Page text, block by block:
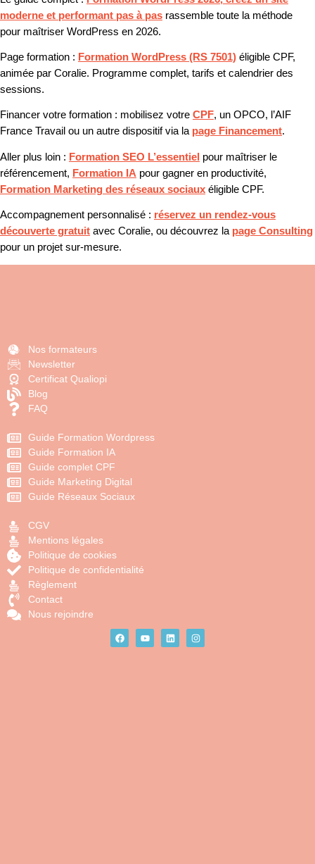
moderne et performant pas à pas rassemble toute la méthode
pour maîtriser WordPress en 2026.
Page formation : Formation WordPress (RS 7501) éligible CPF,
animée par Coralie. Programme complet, tarifs et calendrier des
sessions.
Financer votre formation : mobilisez votre CPF, un OPCO, l’AIF
France Travail ou un autre dispositif via la page Financement.
Aller plus loin : Formation SEO L’essentiel pour maîtriser le
référencement, Formation IA pour gagner en productivité,
Formation Marketing des réseaux sociaux éligible CPF.
Accompagnement personnalisé : réservez un rendez-vous
découverte gratuit avec Coralie, ou découvrez la page Consulting
pour un projet sur-mesure.
Nos formateurs
Newsletter
Certificat Qualiopi
Blog
FAQ
Guide Formation Wordpress
Guide Formation IA
Guide complet CPF
Guide Marketing Digital
Guide Réseaux Sociaux
CGV
Mentions légales
Politique de cookies
Politique de confidentialité
Règlement
Contact
Nous rejoindre